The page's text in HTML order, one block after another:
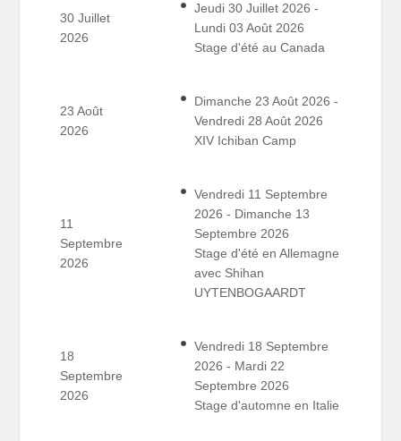
30 Juillet
2026
Jeudi 30 Juillet 2026 -
Lundi 03 Août 2026
Stage d'été au Canada
23 Août
2026
Dimanche 23 Août 2026 -
Vendredi 28 Août 2026
XIV Ichiban Camp
11
Septembre
2026
Vendredi 11 Septembre
2026 - Dimanche 13
Septembre 2026
Stage d'été en Allemagne
avec Shihan
UYTENBOGAARDT
18
Septembre
2026
Vendredi 18 Septembre
2026 - Mardi 22
Septembre 2026
Stage d'automne en Italie